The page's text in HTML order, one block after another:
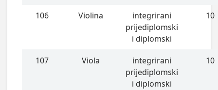
106 Violina
integrirani
prijediplomski
i diplomski
10
107 Viola
integrirani
prijediplomski
i diplomski
10